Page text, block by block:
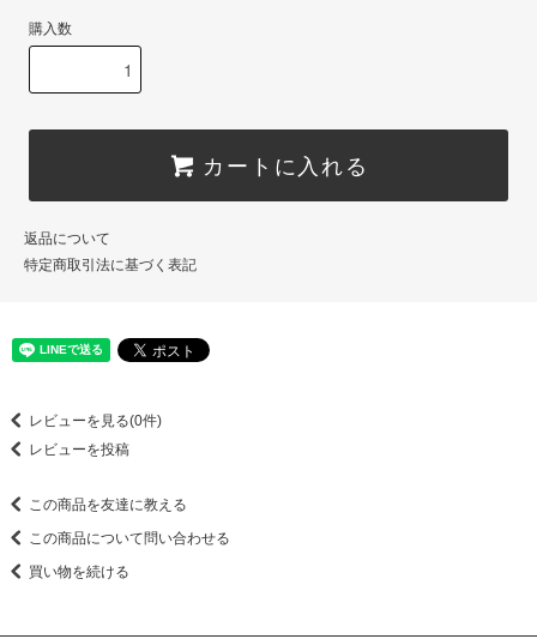
購入数
カートに入れる
返品について
特定商取引法に基づく表記
レビューを見る(0件)
レビューを投稿
この商品を友達に教える
この商品について問い合わせる
買い物を続ける